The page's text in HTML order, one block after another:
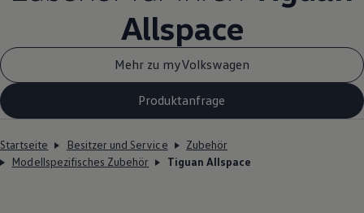
Allspace
Mehr zu myVolkswagen
Produktanfrage
Startseite Besitzer und Service
Zubehör
Modellspezifisches Zubehör
Tiguan Allspace